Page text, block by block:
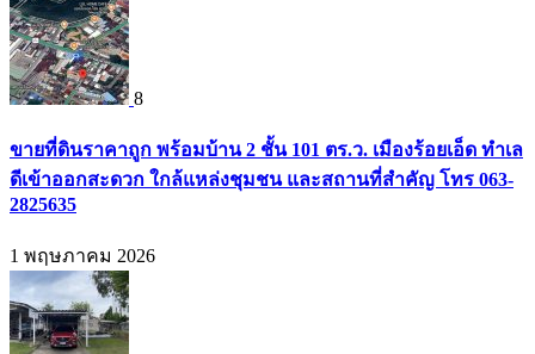
8
ขายที่ดินราคาถูก พร้อมบ้าน 2 ชั้น 101 ตร.ว. เมืองร้อยเอ็ด ทำเล
ดีเข้าออกสะดวก ใกล้แหล่งชุมชน และสถานที่สำคัญ โทร 063-
2825635
1 พฤษภาคม 2026